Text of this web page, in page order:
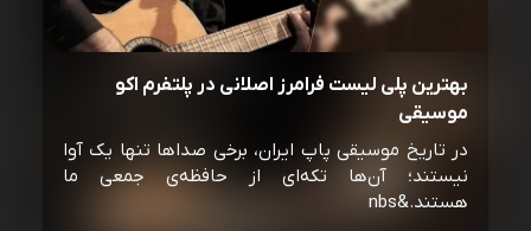
بهترین پلی لیست فرامرز اصلانی در پلتفرم اکو
موسیقی
در تاریخ موسیقی پاپ ایران، برخی صداها تنها یک آوا
نیستند؛ آن‌ها تکه‌ای از حافظه‌ی جمعی ما
هستند.&nbs